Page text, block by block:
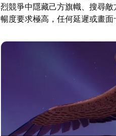
烈競爭中隱藏己方旗幟、搜尋
暢度要求極高，任何延遲或畫面